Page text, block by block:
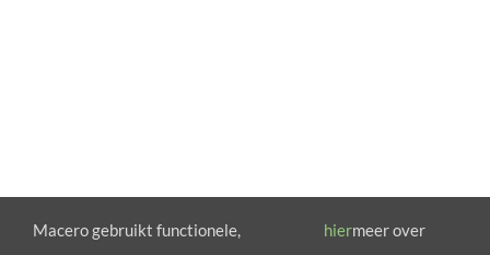
Macero gebruikt functionele,
hiermeer over